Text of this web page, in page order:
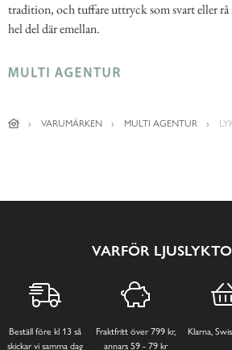
tradition, och tuffare uttryck som svart eller
hel del där emellan.
VARUMÄRKEN MULTI AGENTUR
VARFÖR
Beställ före kl 13 så
skickar vi samma dag
Fraktfritt över 799 kr,
annars 59 - 79 kr
Klarna,